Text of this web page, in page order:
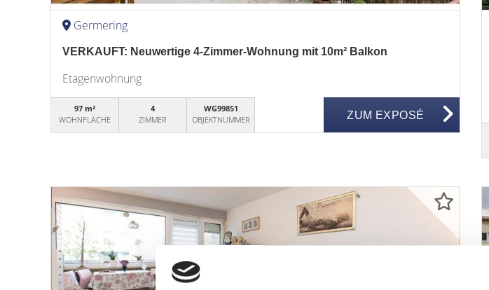
Germering
VERKAUFT: Neuwertige 4-Zimmer-Wohnung mit 10m² Balkon
Etagenwohnung
97 m²
WOHNFLÄCHE
4
ZIMMER
WG99851
OBJEKTNUMMER
ZUM EXPOSÉ